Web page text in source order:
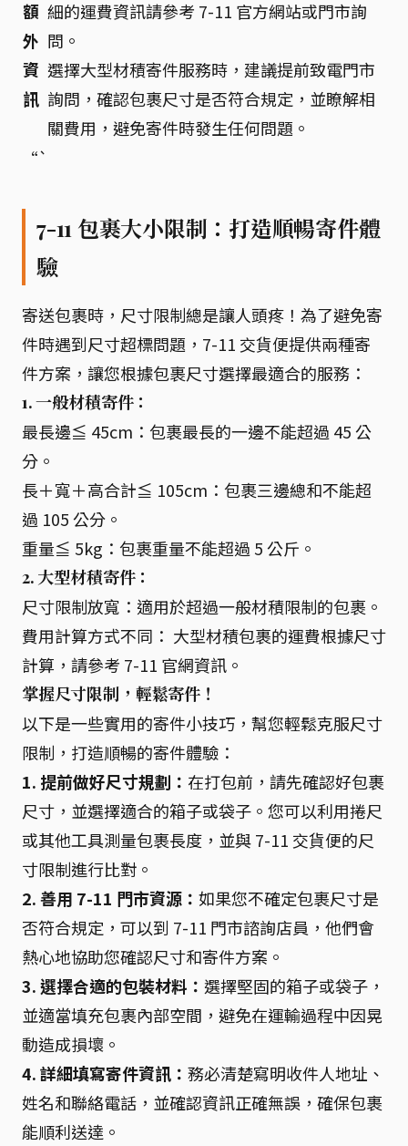
額
外
資
訊
細的運費資訊請參考 7-11 官方網站或門市詢
問。
選擇大型材積寄件服務時，建議提前致電門市
詢問，確認包裹尺寸是否符合規定，並瞭解相
關費用，避免寄件時發生任何問題。
“`
7-11 包裹大小限制：打造順暢寄件體
驗
寄送包裹時，尺寸限制總是讓人頭疼！為了避免寄
件時遇到尺寸超標問題，7-11 交貨便提供兩種寄
件方案，讓您根據包裹尺寸選擇最適合的服務：
1. 一般材積寄件：
最長邊≦ 45cm：包裹最長的一邊不能超過 45 公
分。
長＋寬＋高合計≦ 105cm：包裹三邊總和不能超
過 105 公分。
重量≦ 5kg：包裹重量不能超過 5 公斤。
2. 大型材積寄件：
尺寸限制放寬：適用於超過一般材積限制的包裹。
費用計算方式不同： 大型材積包裹的運費根據尺寸
計算，請參考 7-11 官網資訊。
掌握尺寸限制，輕鬆寄件！
以下是一些實用的寄件小技巧，幫您輕鬆克服尺寸
限制，打造順暢的寄件體驗：
1. 提前做好尺寸規劃： 在打包前，請先確認好包裹
尺寸，並選擇適合的箱子或袋子。您可以利用捲尺
或其他工具測量包裹長度，並與 7-11 交貨便的尺
寸限制進行比對。
2. 善用 7-11 門市資源： 如果您不確定包裹尺寸是
否符合規定，可以到 7-11 門市諮詢店員，他們會
熱心地協助您確認尺寸和寄件方案。
3. 選擇合適的包裝材料： 選擇堅固的箱子或袋子，
並適當填充包裹內部空間，避免在運輸過程中因晃
動造成損壞。
4. 詳細填寫寄件資訊： 務必清楚寫明收件人地址、
姓名和聯絡電話，並確認資訊正確無誤，確保包裹
能順利送達。